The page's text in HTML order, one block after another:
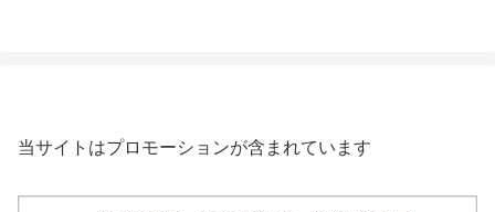
当サイトはプロモーションが含まれています